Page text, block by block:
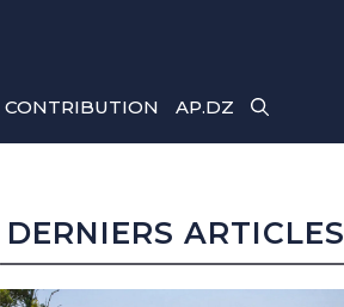
CONTRIBUTION AP.DZ
DERNIERS ARTICLES